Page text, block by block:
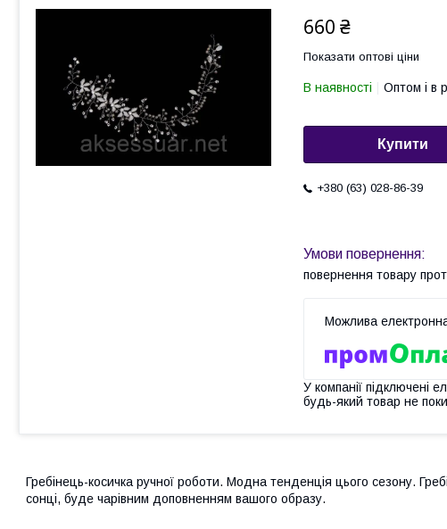
660 ₴
Показати оптові ціни
В наявності Оптом і в
Купити
+380 (63) 028-86-39
повернення товару
У компанії підключені
будь-який товар не
Гребінець-косичка ручної роботи. Модна тенденція цього сезону.
сонці, буде чарівним доповненням вашого образу.